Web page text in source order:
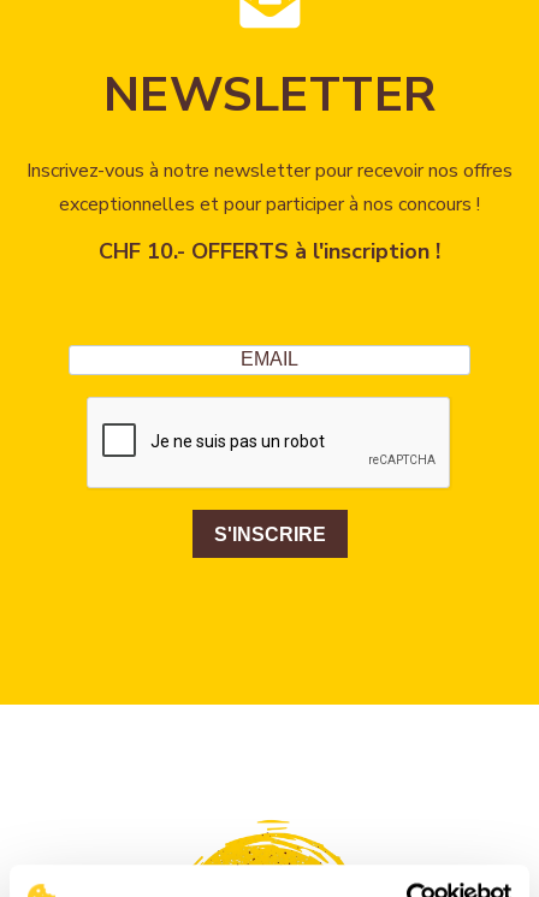
NEWSLETTER
Inscrivez-vous à notre newsletter pour recevoir nos offres
exceptionnelles et pour participer à nos concours !
CHF 10.- OFFERTS à l'inscription !
S'INSCRIRE